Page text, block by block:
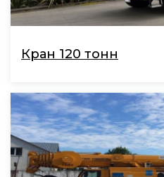
Кран 120 тонн